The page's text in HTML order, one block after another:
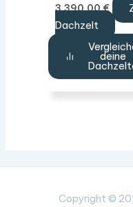
3.390,00€
Dachzelt
deine
Copyright ©